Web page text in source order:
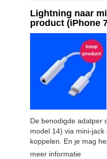
Lightning naar
product (iPhone
De benodigde adatper
model 14) via mini-
koppelen. En je mag
meer informatie